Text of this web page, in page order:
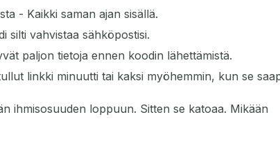
- Kaikki saman ajan sisällä.
silti vahvistaa sähköpostisi.
paljon tietoja ennen koodin lähettämistä.
linkki minuutti tai kaksi myöhemmin, kun se
ihmisosuuden loppuun. Sitten se katoaa. Mikään